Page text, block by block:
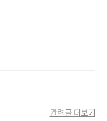
관련글 더보기